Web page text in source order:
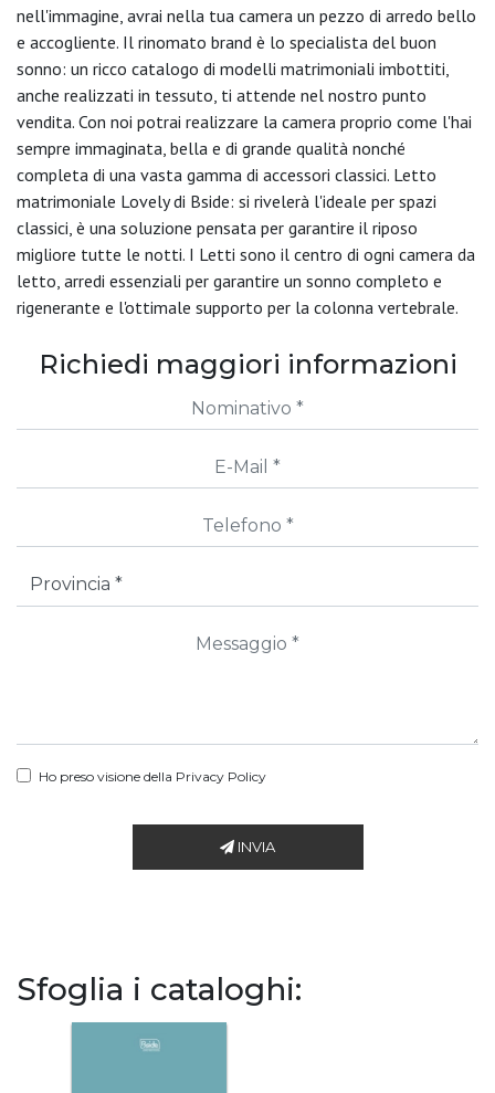
nell'immagine, avrai nella tua camera un pezzo di arredo bello
e accogliente. Il rinomato brand è lo specialista del buon
sonno: un ricco catalogo di modelli matrimoniali imbottiti,
anche realizzati in tessuto, ti attende nel nostro punto
vendita. Con noi potrai realizzare la camera proprio come l'hai
sempre immaginata, bella e di grande qualità nonché
completa di una vasta gamma di accessori classici. Letto
matrimoniale Lovely di Bside: si rivelerà l'ideale per spazi
classici, è una soluzione pensata per garantire il riposo
migliore tutte le notti. I Letti sono il centro di ogni camera da
letto, arredi essenziali per garantire un sonno completo e
rigenerante e l'ottimale supporto per la colonna vertebrale.
Richiedi maggiori informazioni
Ho preso visione della Privacy Policy
INVIA
Sfoglia i cataloghi: